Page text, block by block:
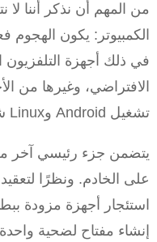
من المهم أن نذكر أننا
الكمبيوتر: يكون الهجوم
في ذلك أجهزة التلفزيون
الافتراضي، وغيرها من
تشغيل Android وLinux شائعة في العديد منها.
يتضمن جزء رئيسي آخر
على الخادم. ونظرًا
استئجار أجهزة مزودة